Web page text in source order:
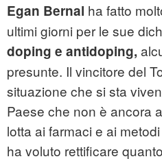
Egan Bernal ha fatto
ultimi giorni per le sue
doping e antidoping,
presunte. Il vincitore del
situazione che si sta
Paese che non è ancora
lotta ai farmaci e ai
ha voluto rettificare